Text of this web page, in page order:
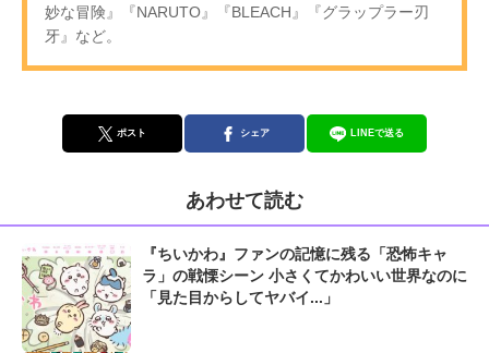
妙な冒険』『NARUTO』『BLEACH』『グラップラー刃
牙』など。
ポスト シェア LINEで送る
あわせて読む
『ちいかわ』ファンの記憶に残る「恐怖キャ
ラ」の戦慄シーン 小さくてかわいい世界なのに
「見た目からしてヤバイ...」